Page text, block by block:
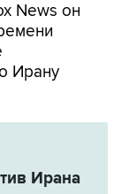
News он
Ирану
Ирана